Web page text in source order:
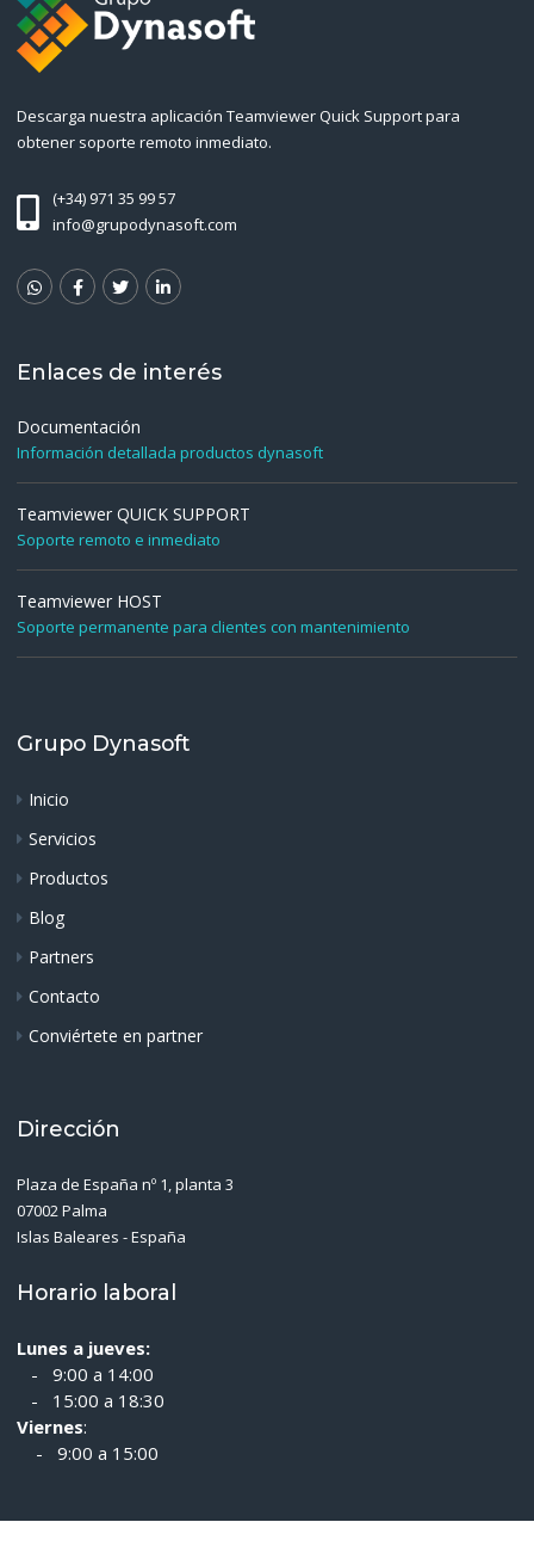
Descarga nuestra aplicación Teamviewer Quick Support para
obtener soporte remoto inmediato.
(+34) 971 35 99 57
info@grupodynasoft.com
Enlaces de interés
Documentación
Información detallada productos dynasoft
Teamviewer QUICK SUPPORT
Soporte remoto e inmediato
Teamviewer HOST
Soporte permanente para clientes con mantenimiento
Grupo Dynasoft
Inicio
Servicios
Productos
Blog
Partners
Contacto
Conviértete en partner
Dirección
Plaza de España nº 1, planta 3
07002 Palma
Islas Baleares - España
Horario laboral
Lunes a jueves:
- 9:00 a 14:00
- 15:00 a 18:30
Viernes:
- 9:00 a 15:00